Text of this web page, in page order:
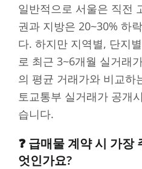
일반적으로 서울은 직전
권과 지방은 20~30% 하
다. 하지만 지역별, 단지
로 최근 3~6개월 실거래
의 평균 거래가와 비교하
토교통부 실거래가 공개
습니다.
❓ 급매물 계약 시 가장
엇인가요?